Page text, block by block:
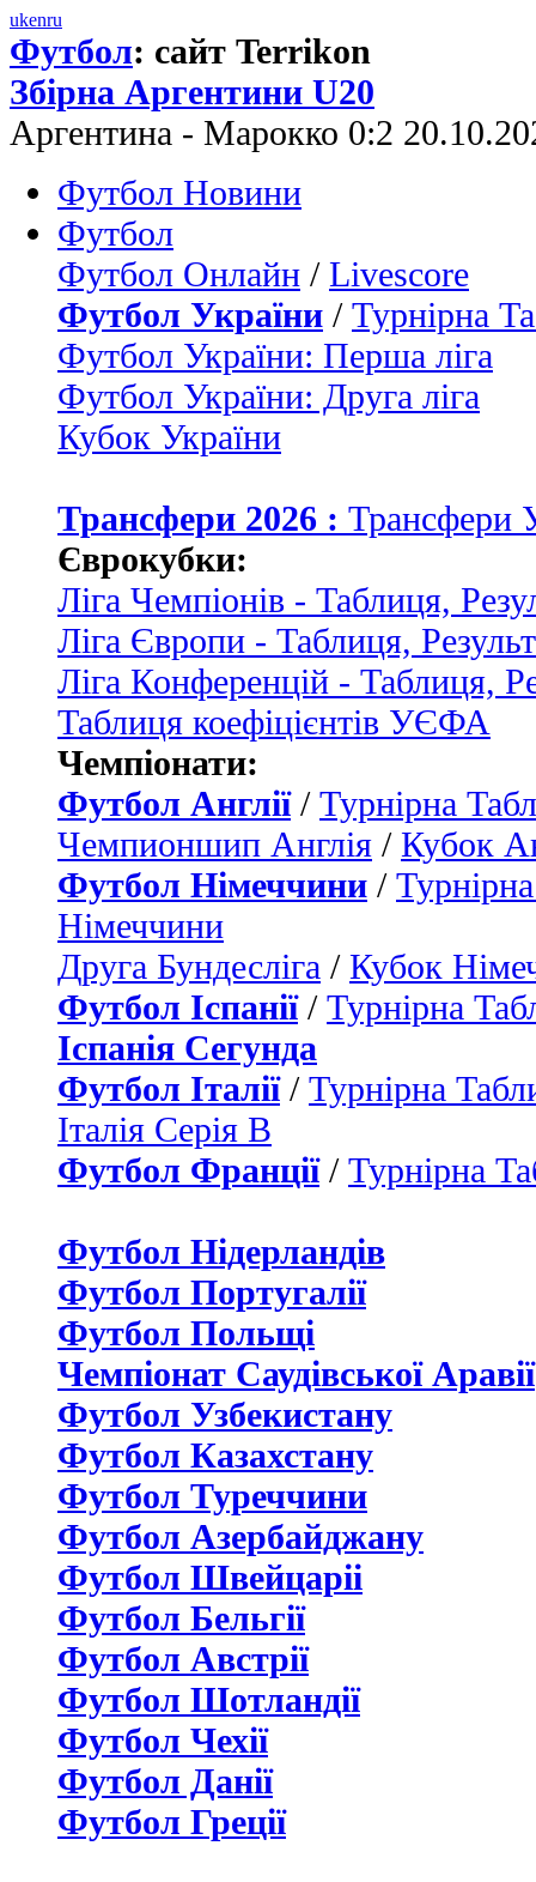
ukenru
Футбол: сайт Terrikon
Збірна Аргентини U20
Аргентина - Марокко 0:2
Футбол Новини
Футбол
Футбол Онлайн / Livescore
Футбол України / Турнірна
Футбол України: Перша ліга
Футбол України: Друга ліга
Кубок України
Трансфери 2026 : Трансфери
Єврокубки:
Ліга Чемпіонів - Таблиця,
Ліга Європи - Таблиця,
Ліга Конференцій - Таблиця,
Таблиця коефіцієнтів УЄФА
Чемпіонати:
Футбол Англії/ Турнірна
Чемпионшип Англія / Кубок
Футбол Німеччини /
Німеччини
Друга Бундесліга / Кубок
Футбол Іспанії/ Турнірна
Іспанія Сегунда
Футбол Італії/ Турнірна
Італія Серія B
Футбол Франції/ Турнірна
Футбол Нідерландiв
Футбол Португалії
Футбол Польщі
Чемпіонат Саудівської Аравії
Футбол Узбекистану
Футбол Казахстану
Футбол Туреччини
Футбол Азербайджану
Футбол Швейцаріі
Футбол Бельгії
Футбол Австрії
Футбол Шотландії
Футбол Чехії
Футбол Данії
Футбол Греції